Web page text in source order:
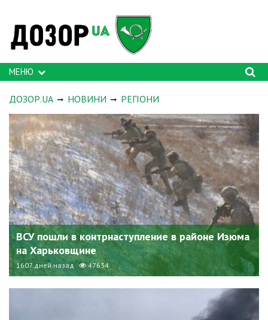
МЕНЮ
ДОЗОР.UA НОВИНИ РЕГІОНИ
ВСУ пошли в контрнаступление в районе Изюма
на Харьковщине
1607 дней назад 47634